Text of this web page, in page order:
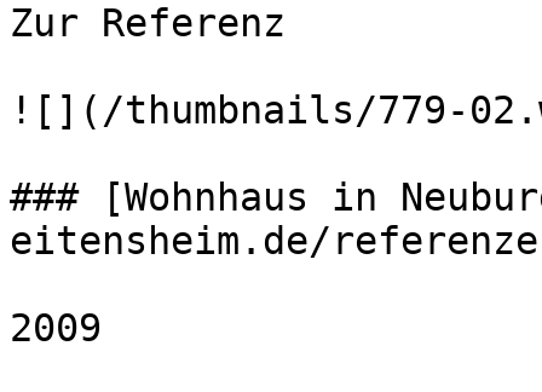
Zur Referenz
![](/thumbnails/779-
### [Wohnhaus in
eitensheim.de/
2009